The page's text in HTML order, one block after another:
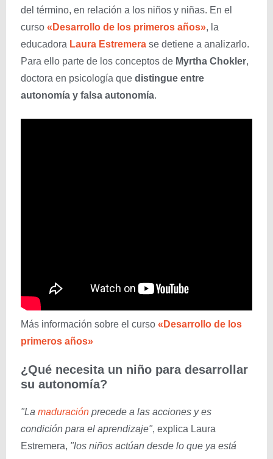
del término, en relación a los niños y niñas. En el
curso «Desarrollo de los primeros años», la
educadora Laura Estremera se detiene a analizarlo.
Para ello parte de los conceptos de Myrtha Chokler,
doctora en psicología que distingue entre
autonomía y falsa autonomía.
Más información sobre el curso «Desarrollo de los
primeros años»
¿Qué necesita un niño para desarrollar
su autonomía?
"La maduración precede a las acciones y es
condición para el aprendizaje", explica Laura
Estremera, "los niños actúan desde lo que ya está